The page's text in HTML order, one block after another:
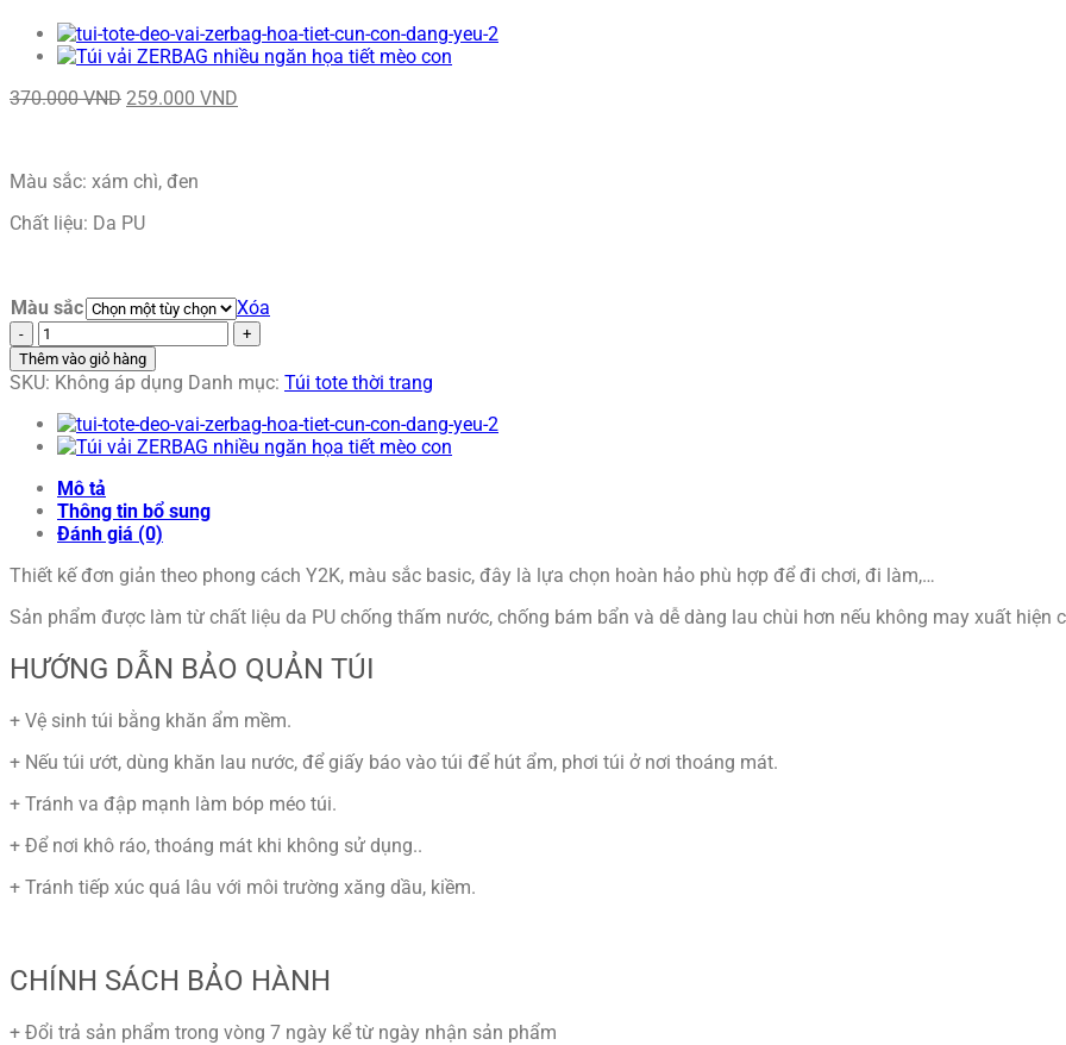
370.000VND Giá
259.000 VND
Màu sắc: xám chì, đen
Chất liệu: Da PU
Màu sắc
Xóa
ZERBAG
túi
tote
đeo
vai
tiết
bướm
số
Thêm vào giỏ hàng
SKU: Không áp dụng Danh mục: Túi tote thời trang
Mô tả
Thông tin bổ sung
Đánh giá (0)
Thiết kế đơn giản theo phong cách Y2K, màu sắc basic, đây là lựa chọn hoàn hảo phù hợp để đi chơi, đi làm,…
Sản phẩm được làm từ chất liệu da PU chống thấm nước, chống bám bẩn và dễ dàng lau chùi hơn nếu không may xuất hiện
HƯỚNG DẪN BẢO QUẢN TÚI
+ Vệ sinh túi bằng khăn ẩm mềm.
+ Nếu túi ướt, dùng khăn lau nước, để giấy báo vào túi để hút ẩm, phơi túi ở nơi thoáng mát.
+ Tránh va đập mạnh làm bóp méo túi.
+ Để nơi khô ráo, thoáng mát khi không sử dụng..
+ Tránh tiếp xúc quá lâu với môi trường xăng dầu, kiềm.
CHÍNH SÁCH BẢO HÀNH
+ Đổi trả sản phẩm trong vòng 7 ngày kể từ ngày nhận sản phẩm